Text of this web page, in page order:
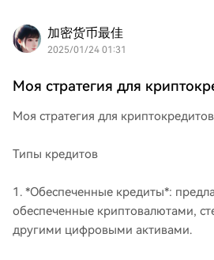
加密货币最佳
2025/01/24 01:31
Моя стратегия для
Моя стратегия для
Типы кредитов
1. *Обеспеченные кредиты*:
обеспеченные криптовалютами,
другими цифровыми активами.